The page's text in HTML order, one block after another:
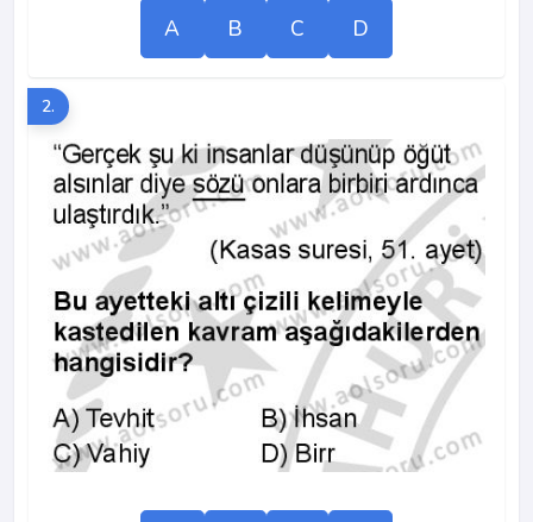
A B C D
2.